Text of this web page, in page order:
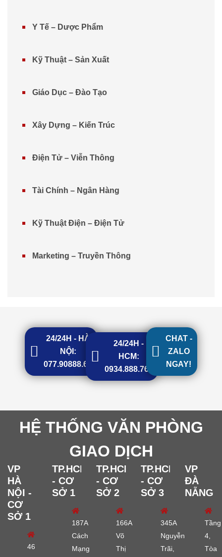
Y Tế – Dược Phẩm
Kỹ Thuật – Sản Xuất
Giáo Dục – Đào Tạo
Xây Dựng – Kiến Trúc
Điện Tử – Viễn Thông
Tài Chính – Ngân Hàng
Kỹ Thuật Điện – Điện Tử
Marketing – Truyền Thông
24/24H - HÀ
NỘI:
077.90888.68
24/24H -
HCM:
0934.888.768
CHAT -
ZALO
NGAY!
HỆ THỐNG VĂN PHÒNG
GIAO DỊCH
VP
HÀ
NỘI -
CƠ
SỞ 1
46
TP.HCM
- CƠ
SỞ 1
187A
Cách
Mạng
TP.HCM
- CƠ
SỞ 2
166A
Võ
Thị
TP.HCM
- CƠ
SỞ 3
345A
Nguyễn
Trãi,
VP
ĐÀ
NẴNG
Tầng
4,
Tòa